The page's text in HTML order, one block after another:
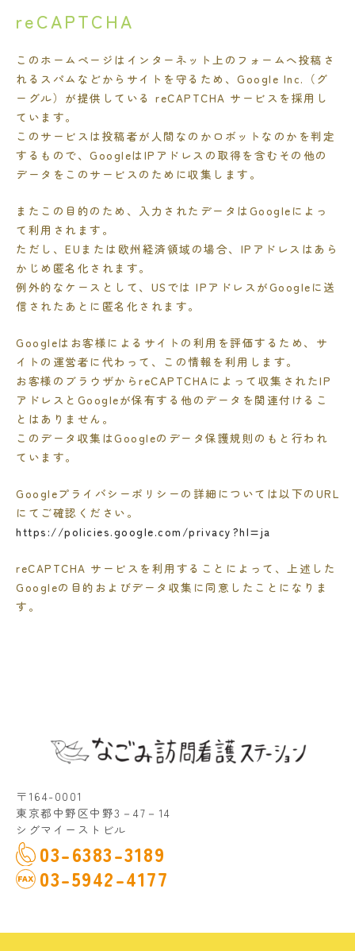
reCAPTCHA
このホームページはインターネット上のフォームへ投稿さ
れるスパムなどからサイトを守るため、Google Inc.（グ
ーグル）が提供している reCAPTCHA サービスを採用し
ています。
このサービスは投稿者が人間なのかロボットなのかを判定
するもので、GoogleはIPアドレスの取得を含むその他の
データをこのサービスのために収集します。
またこの目的のため、入力されたデータはGoogleによっ
て利用されます。
ただし、EUまたは欧州経済領域の場合、IPアドレスはあら
かじめ匿名化されます。
例外的なケースとして、USでは IPアドレスがGoogleに送
信されたあとに匿名化されます。
Googleはお客様によるサイトの利用を評価するため、サ
イトの運営者に代わって、この情報を利用します。
お客様のブラウザからreCAPTCHAによって収集されたIP
アドレスとGoogleが保有する他のデータを関連付けるこ
とはありません。
このデータ収集はGoogleのデータ保護規則のもと行われ
ています。
Googleプライバシーポリシーの詳細については以下のURL
にてご確認ください。
https://policies.google.com/privacy?hl=ja
reCAPTCHA サービスを利用することによって、上述した
Googleの目的およびデータ収集に同意したことになりま
す。
〒164-0001
東京都中野区中野3－47－14
シグマイーストビル
03-6383-3189
03-5942-4177